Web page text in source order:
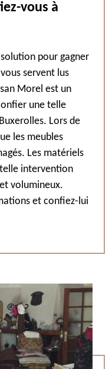
vous à
pour gagner
servent lus
Morel est un
une telle
Lors de
les meubles
Les matériels
intervention
volumineux.
et confiez-lui